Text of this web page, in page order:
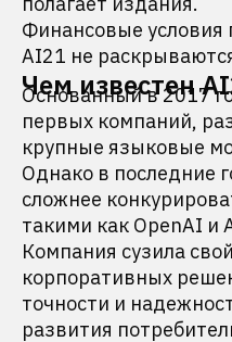
Финансовые условия
AI21 не
Чем известен
Основанный в 2017
первых компаний,
крупные языковые
Однако в последние
сложнее
такими как OpenAI и
Компания сузила
корпоративных
точности и
развития